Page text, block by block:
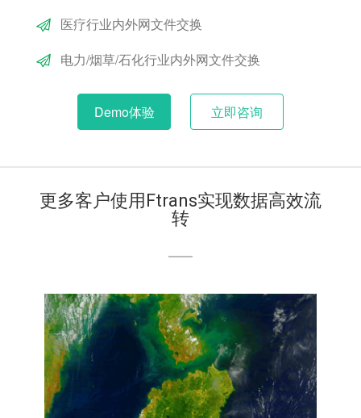
医疗行业内外网文件交换
电力/烟草/石化行业内外网文件交换
Demo体验 立即咨询
更多客户使用Ftrans实现数据高效流
转